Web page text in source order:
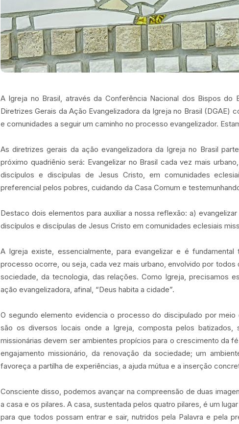
A Igreja no Brasil, através da Conferência Nacional dos Bispos do
Diretrizes Gerais da Ação Evangelizadora da Igreja no Brasil (DGAE)
e comunidades a seguir um caminho no processo evangelizador.
As diretrizes gerais da ação evangelizadora da Igreja no Brasil
próximo quadriênio será: Evangelizar no Brasil cada vez mais
discípulos e discípulas de Jesus Cristo, em comunidades
preferencial pelos pobres, cuidando da Casa Comum e
Destaco dois elementos para auxiliar a nossa reflexão: a)
discípulos e discípulas de Jesus Cristo em comunidades eclesiais
A Igreja existe, essencialmente, para evangelizar e é
processo ocorre, ou seja, cada vez mais urbano, envolvido por
sociedade, da tecnologia, das relações. Como Igreja, precisamos
ação evangelizadora, afinal, “Deus habita a cidade”.
O segundo elemento evidencia o processo do discipulado por meio
são os diversos locais onde a Igreja, composta pelos batizados,
missionárias devem ser ambientes propícios para o crescimento da
engajamento missionário, da renovação da sociedade; um
favoreça a partilha de experiências, a ajuda mútua e a inserção
Consciente disso, podemos avançar na compreensão de duas
a casa e os pilares. A casa, sustentada pelos quatro pilares, é um
para que todos possam entrar e sair, nutridos pela Palavra e pela